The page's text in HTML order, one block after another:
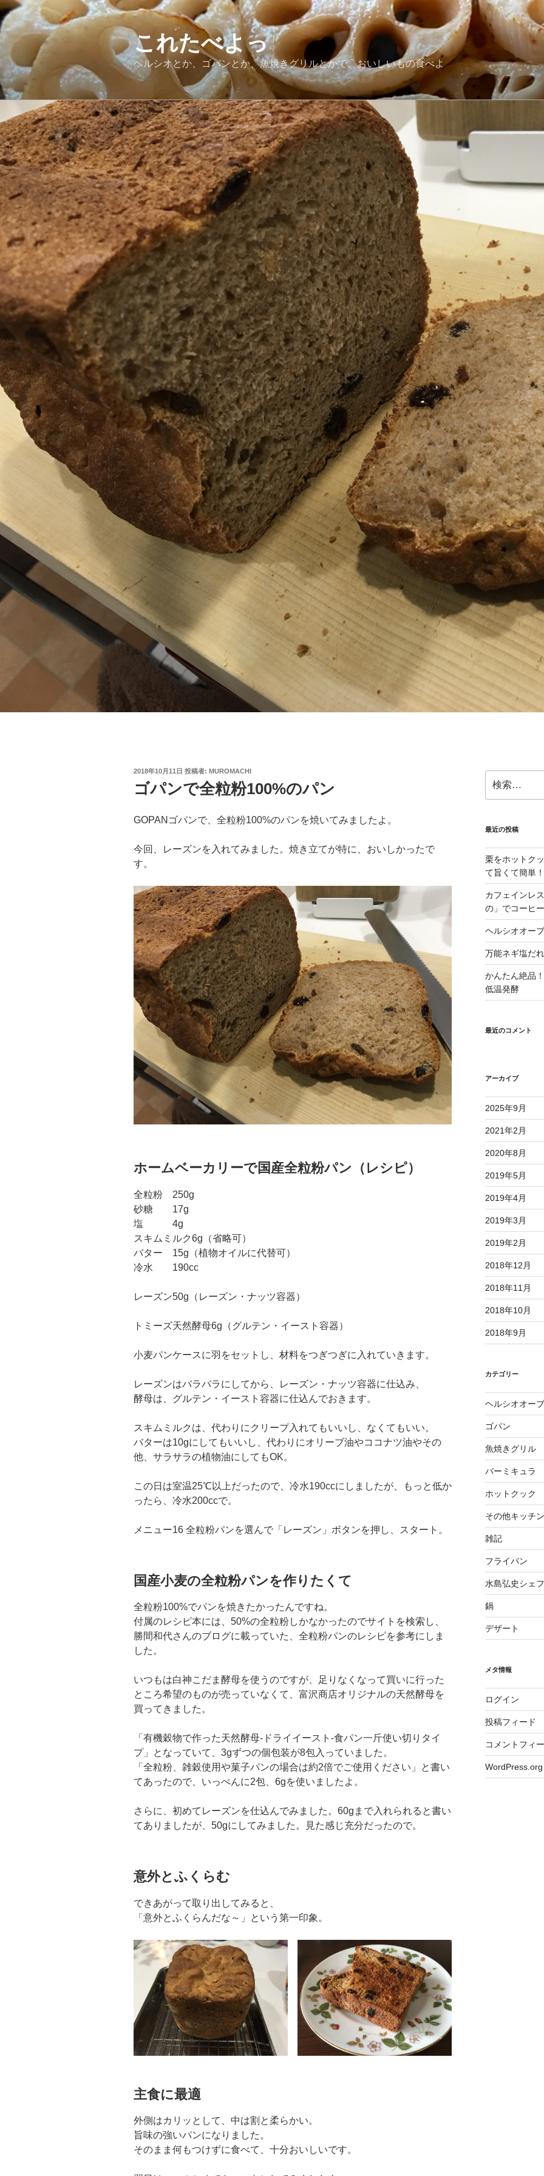
コ
ン
テ
ン
へ
ス
ッ
プ
これたべよっ
ヘルシオとか、ゴパンとか、魚焼きグリルとかで、おいしいもの食べよ
投
2018年10月11日 投稿者: MUROMACHI
ゴパンで全粒粉100%のパン
GOPANゴパンで、全粒粉100%のパンを焼いてみましたよ。
今回、レーズンを入れてみました。焼き立てが特に、おいしかったで
す。
ホームベーカリーで国産全粒粉パン（レシピ）
全粒粉 250g
砂糖 17g
塩 4g
スキムミルク6g（省略可）
バター 15g（植物オイルに代替可）
冷水 190cc
レーズン50g（レーズン・ナッツ容器）
トミーズ天然酵母6g（グルテン・イースト容器）
小麦パンケースに羽をセットし、材料をつぎつぎに入れていきます。
レーズンはバラバラにしてから、レーズン・ナッツ容器に仕込み、
酵母は、グルテン・イースト容器に仕込んでおきます。
スキムミルクは、代わりにクリープ入れてもいいし、なくてもいい。
バターは10gにしてもいいし、代わりにオリーブ油やココナツ油やその
他、サラサラの植物油にしてもOK。
この日は室温25℃以上だったので、冷水190ccにしましたが、もっと低か
ったら、冷水200ccで。
メニュー16 全粒粉パンを選んで「レーズン」ボタンを押し、スタート。
国産小麦の全粒粉パンを作りたくて
全粒粉100%でパンを焼きたかったんですね。
付属のレシピ本には、50%の全粒粉しかなかったのでサイトを検索し、
勝間和代さんのブログに載っていた、全粒粉パンのレシピを参考にしま
した。
いつもは白神こだま酵母を使うのですが、足りなくなって買いに行った
ところ希望のものが売っていなくて、富沢商店オリジナルの天然酵母を
買ってきました。
「有機穀物で作った天然酵母-ドライイースト-食パン一斤使い切りタイ
プ」となっていて、3gずつの個包装が8包入っていました。
「全粒粉、雑穀使用や菓子パンの場合は約2倍でご使用ください」と書い
てあったので、いっぺんに2包、6gを使いましたよ。
さらに、初めてレーズンを仕込んでみました。60gまで入れられると書い
てありましたが、50gにしてみました。見た感じ充分だったので。
意外とふくらむ
できあがって取り出してみると、
「意外とふくらんだな～」という第一印象。
主食に最適
外側はカリッとして、中は割と柔らかい。
旨味の強いパンになりました。
そのまま何もつけずに食べて、十分おいしいです。
索:
最近の投稿
栗をホットク
て旨くて簡単！
カフェインレ
の」でコーヒ
ヘルシオオー
万能ネギ塩だ
かんたん絶品
低温発酵
最近のコメント
アーカイブ
2025年9月
2021年2月
2020年8月
2019年5月
2019年4月
2019年3月
2019年2月
2018年12月
2018年11月
2018年10月
2018年9月
カテゴリー
ヘルシオオー
ゴパン
魚焼きグリル
バーミキュラ
ホットクック
その他キッチ
雑記
フライパン
水島弘史シェフ
鍋
デザート
メタ情報
ログイン
投稿フィード
コメントフィ
WordPress.org